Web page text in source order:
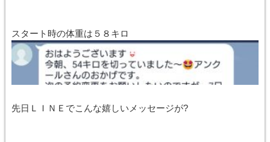
スタート時の体重は５８キロ
先日ＬＩＮＥでこんな嬉しいメッセージが?